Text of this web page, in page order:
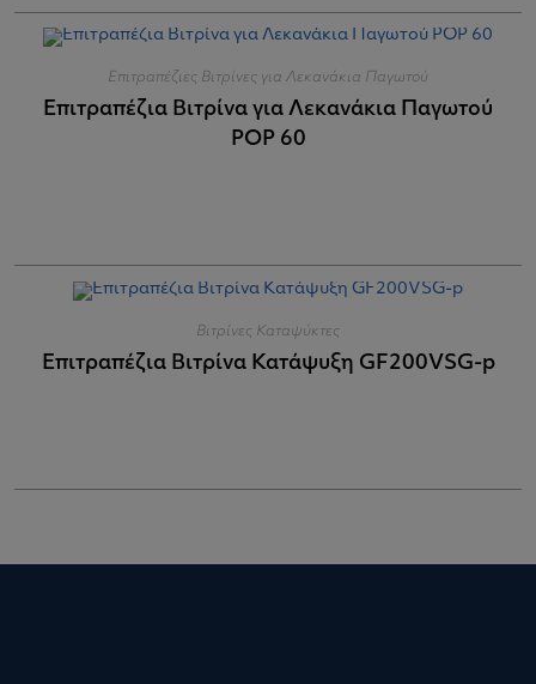
Επιτραπέζιες Βιτρίνες για Λεκανάκια Παγωτού
Επιτραπέζια Βιτρίνα για Λεκανάκια Παγωτού
POP 60
Βιτρίνες Καταψύκτες
Επιτραπέζια Βιτρίνα Κατάψυξη GF200VSG-p